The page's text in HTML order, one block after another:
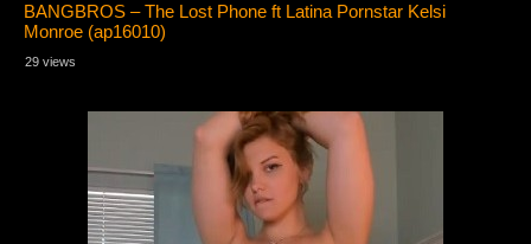
BANGBROS – The Lost Phone ft Latina Pornstar Kelsi
Monroe (ap16010)
29 views